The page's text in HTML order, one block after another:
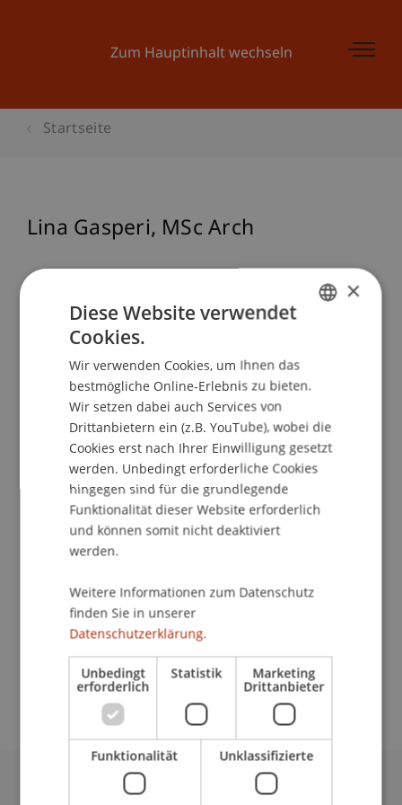
Zum Hauptinhalt wechseln
Startseite
Lina Gasperi MSc Arch
Projektmitarbeiterin
Earth Hub
Universität Liechtenstein
9490 Vaduz
Liechtenstein
lina.gasperi@uni.li
Universität Liechtenstein
×
Diese Website verwendet
Cookies.
Wir verwenden Cookies, um Ihnen das
bestmögliche Online-Erlebnis zu bieten.
Wir setzen dabei auch Services von
Drittanbietern ein (z.B. YouTube), wobei die
Cookies erst nach Ihrer Einwilligung gesetzt
werden. Unbedingt erforderliche Cookies
hingegen sind für die grundlegende
Funktionalität dieser Website erforderlich
und können somit nicht deaktiviert
werden.
Weitere Informationen zum Datenschutz
finden Sie in unserer
Datenschutzerklärung.
Unbedingt
erforderlich
Statistik Marketing
Drittanbieter
Funktionalität Unklassifizierte